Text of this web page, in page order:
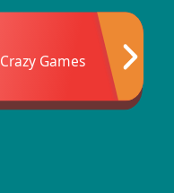
Crazy Games